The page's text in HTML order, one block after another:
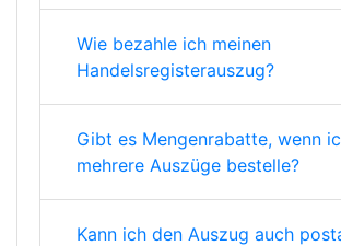
Wie bezahle ich meinen
Handelsregisterauszug?
Gibt es Mengenrabatte, wenn
mehrere Auszüge bestelle?
Kann ich den Auszug auch